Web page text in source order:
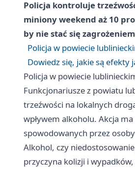
Policja kontroluje
miniony weekend aż 10
by nie stać się
Policja w powiecie
Dowiedz się, jakie są efekty
Policja w powiecie
Funkcjonariusze z powiatu
trzeźwości na lokalnych
wpływem alkoholu. Akcja
spowodowanych przez
Alkohol, czy
przyczyna kolizji i